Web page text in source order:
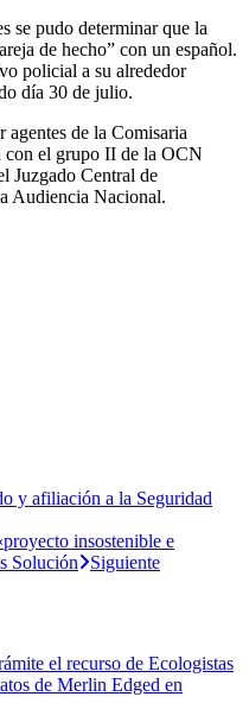
se pudo determinar que la
de hecho” con un español.
policial a su alrededor
día 30 de julio.
agentes de la Comisaria
el grupo II de la OCN
Juzgado Central de
Audiencia Nacional.
y afiliación a la Seguridad
insostenible e
Solución
Siguiente